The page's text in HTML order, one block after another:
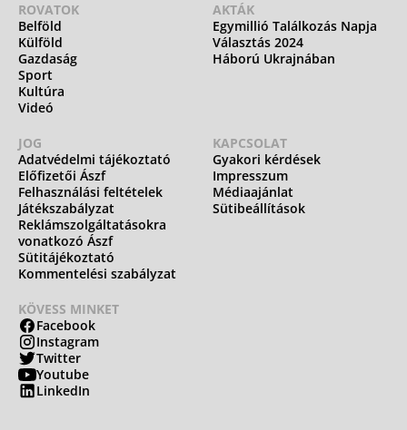
ROVATOK
Belföld
Külföld
Gazdaság
Sport
Kultúra
Videó
AKTÁK
Egymillió Találkozás Napja
Választás 2024
Háború Ukrajnában
JOG
Adatvédelmi tájékoztató
Előfizetői Ászf
Felhasználási feltételek
Játékszabályzat
Reklámszolgáltatásokra
vonatkozó Ászf
Sütitájékoztató
Kommentelési szabályzat
KAPCSOLAT
Gyakori kérdések
Impresszum
Médiaajánlat
Sütibeállítások
KÖVESS MINKET
Facebook
Instagram
Twitter
Youtube
LinkedIn